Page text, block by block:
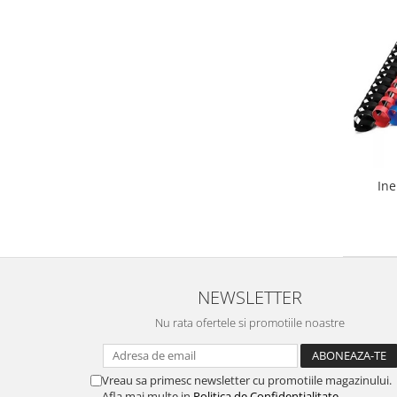
NEWSLETTER
Nu rata ofertele si promotiile noastre
Vreau sa primesc newsletter cu promotiile magazinului.